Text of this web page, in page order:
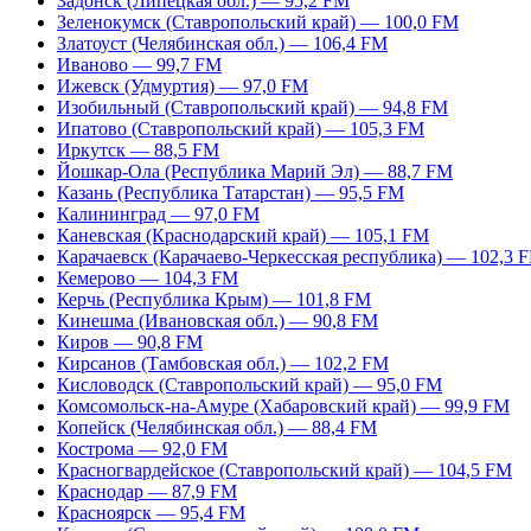
Зеленокумск (Ставропольский край) — 100,0 FM
Златоуст (Челябинская обл.) — 106,4 FM
Иваново — 99,7 FM
Ижевск (Удмуртия) — 97,0 FM
Изобильный (Ставропольский край) — 94,8 FM
Ипатово (Ставропольский край) — 105,3 FM
Иркутск — 88,5 FM
Йошкар-Ола (Республика Марий Эл) — 88,7 FM
Казань (Республика Татарстан) — 95,5 FM
Калининград — 97,0 FM
Каневская (Краснодарский край) — 105,1 FM
Карачаевск (Карачаево-Черкесская республика) — 102,3
Кемерово — 104,3 FM
Керчь (Республика Крым) — 101,8 FM
Кинешма (Ивановская обл.) — 90,8 FM
Киров — 90,8 FM
Кирсанов (Тамбовская обл.) — 102,2 FM
Кисловодск (Ставропольский край) — 95,0 FM
Комсомольск-на-Амуре (Хабаровский край) — 99,9 FM
Копейск (Челябинская обл.) — 88,4 FM
Кострома — 92,0 FM
Красногвардейское (Ставропольский край) — 104,5 FM
Краснодар — 87,9 FM
Красноярск — 95,4 FM